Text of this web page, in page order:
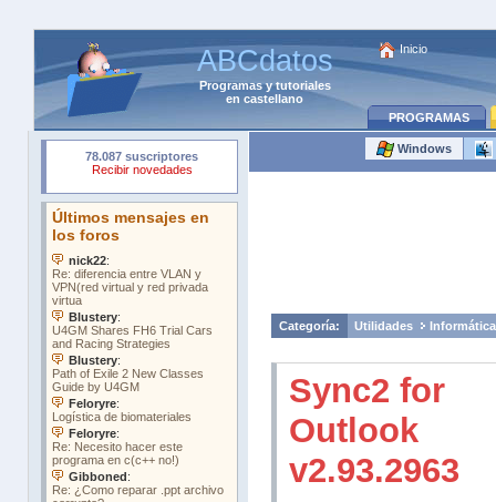
ABCdatos
Programasytutoriales
en castellano
Inicio
PROGRAMAS
Windows
Categoría: Utilidades
Sync2 for
Outlook
v2.93.2963